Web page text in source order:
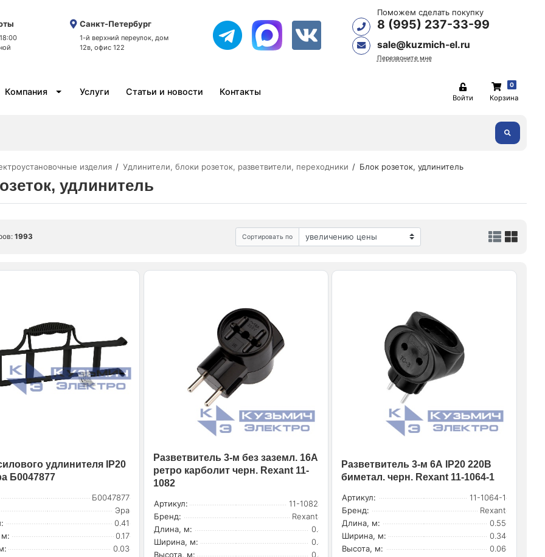
Санкт-Петербург
1-й верхний переулок, дом
12в, офис 122
Поможем сделать покупку
8 (995) 237-33-99
sale@kuzmich-el.ru
Перезвоните мне
Компания Услуги Статьи и новости Контакты
Войти
0
Корзина
изделия Удлинители, блоки розеток, разветвители, переходники Блок розеток, удлинитель
удлинитель
1993 Сортировать по
удлинителя IP20
Б0047877
Б0047877
Эра
0.41
0.17
0.03
Разветвитель 3-м без заземл. 16А
ретро карболит черн. Rexant 11-
1082
Артикул:
11-1082
Бренд:
Rexant
Длина, м:
0.
Ширина, м:
0.
Высота, м:
0.
Разветвитель 3-м 6А IP20 220В
биметал. черн. Rexant 11-1064-1
Артикул:
11-1064-1
Бренд:
Rexant
Длина, м:
0.55
Ширина, м:
0.34
Высота, м:
0.06